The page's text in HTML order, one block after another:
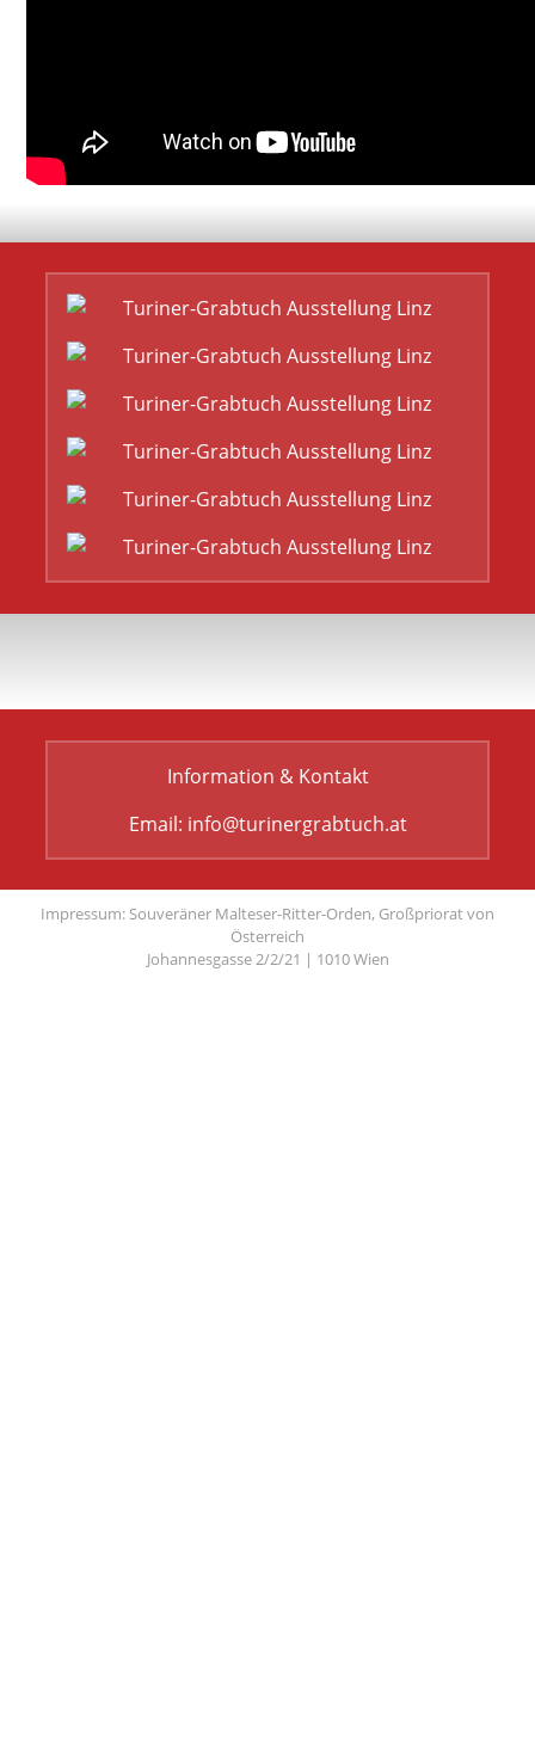
Information & Kontakt
Email: info@turinergrabtuch.at
Impressum: Souveräner Malteser-Ritter-Orden, Großpriorat von
Österreich
Johannesgasse 2/2/21 | 1010 Wien